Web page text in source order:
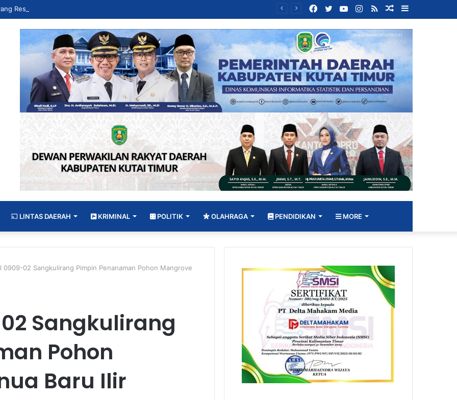
Random
Article
RSS
Instagram
YouTube
Twitter
Facebook
LINTAS DAERAH KRIMINAL POLITIK OLAHRAGA PENDIDIKAN MORE
0909-02 Sangkulirang Pimpin Penanaman Pohon Mangrove
Sangkulirang
Pohon
Baru Ilir